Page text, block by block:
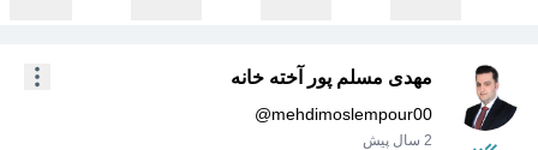
مهدی مسلم پور آخته خانه
@mehdimoslempour00
2 سال پیش